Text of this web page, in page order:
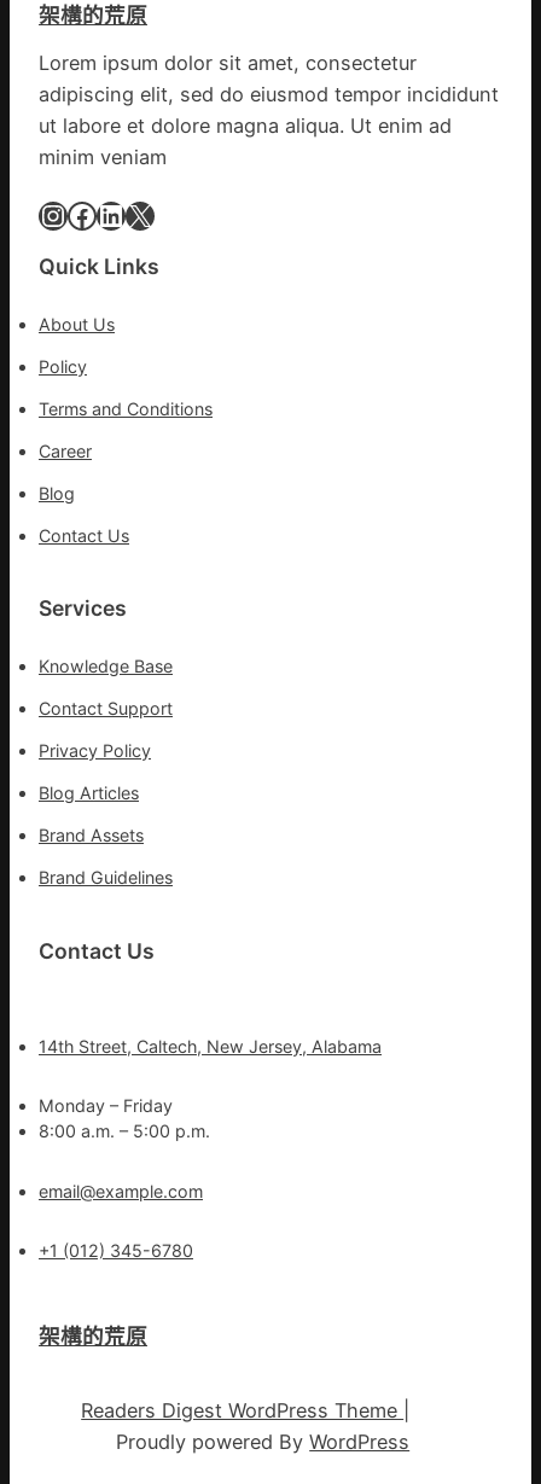
架構的荒原
Lorem ipsum dolor sit amet, consectetur
adipiscing elit, sed do eiusmod tempor incididunt
ut labore et dolore magna aliqua. Ut enim ad
minim veniam
InstagramFacebook LinkedIn X
Quick Links
About Us
Policy
Terms and Conditions
Career
Blog
Contact Us
Services
Knowledge Base
Contact Support
Privacy Policy
Blog Articles
Brand Assets
Brand Guidelines
Contact Us
14th Street, Caltech, New Jersey, Alabama
Monday – Friday
8:00 a.m. – 5:00 p.m.
email@example.com
+1 (012) 345-6780
架構的荒原
Readers Digest WordPress Theme
Proudly powered ByWordPress